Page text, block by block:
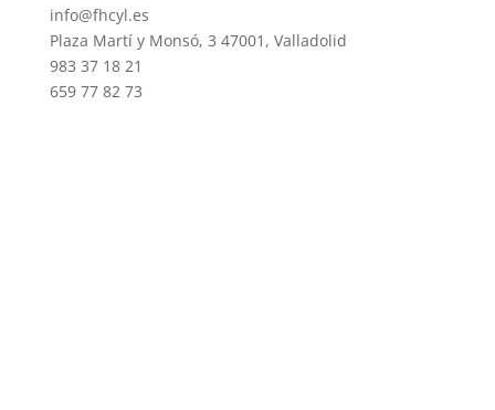
info@fhcyl.es
Plaza Martí y Monsó, 3 47001, Valladolid
983 37 18 21
659 77 82 73